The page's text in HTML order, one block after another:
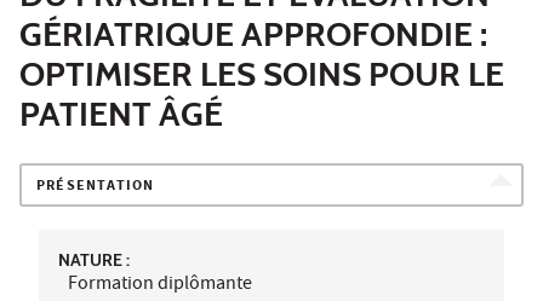
GÉRIATRIQUE APPROFONDIE :
OPTIMISER LES SOINS POUR LE
PATIENT ÂGÉ
PRÉSENTATION
NATURE :
Formation diplômante